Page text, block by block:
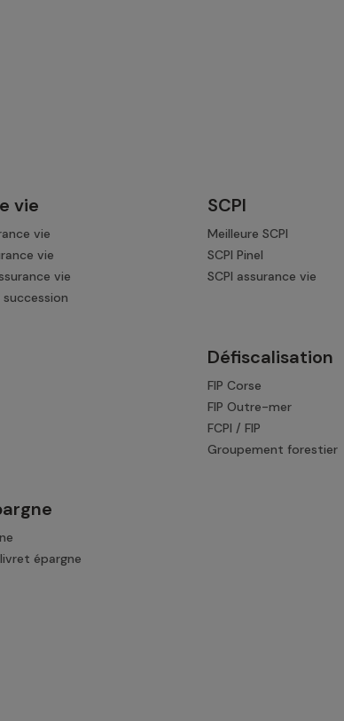
vie
vie
vie
vie
SCPI
Meilleure SCPI
SCPI Pinel
SCPI assurance vie
Défiscalisation
FIP Corse
FIP Outre-mer
FCPI / FIP
Groupement forestier
épargne